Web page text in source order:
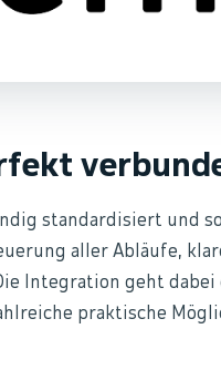
standardisiert und
aller Abläufe,
Integration geht
praktische